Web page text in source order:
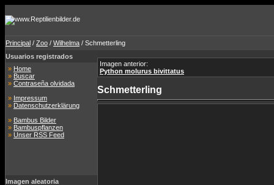
Principal / Zoo / Wilhelma / Schmetterling
Usuarios registrados
» Home
» Buscar
» Contraseña olvidada
» Impressum
» Datenschutzerklärung
» Bambus Bilder
» Bambuspflanzen
» Unser RSS Feed
Imagen aleatoria
Imagen anterior:
Python molurus bivittatus
Schmetterling